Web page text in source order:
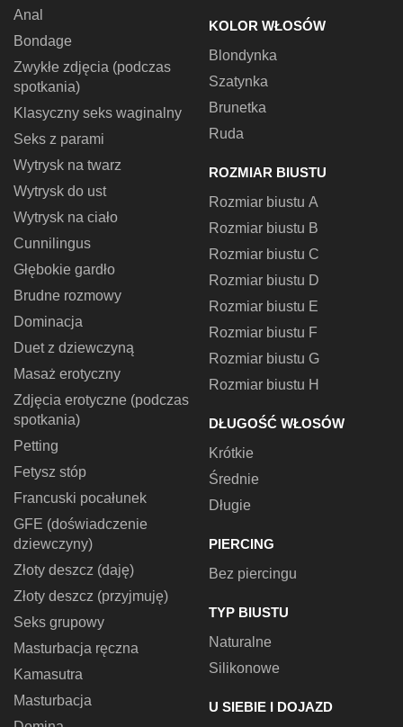
Anal
Bondage
Zwykłe zdjęcia (podczas
spotkania)
Klasyczny seks waginalny
Seks z parami
Wytrysk na twarz
Wytrysk do ust
Wytrysk na ciało
Cunnilingus
Głębokie gardło
Brudne rozmowy
Dominacja
Duet z dziewczyną
Masaż erotyczny
Zdjęcia erotyczne (podczas
spotkania)
Petting
Fetysz stóp
Francuski pocałunek
GFE (doświadczenie
dziewczyny)
Złoty deszcz (daję)
Złoty deszcz (przyjmuję)
Seks grupowy
Masturbacja ręczna
Kamasutra
Masturbacja
KOLOR WŁOSÓW
Blondynka
Szatynka
Brunetka
Ruda
ROZMIAR BIUSTU
Rozmiar biustu A
Rozmiar biustu B
Rozmiar biustu C
Rozmiar biustu D
Rozmiar biustu E
Rozmiar biustu F
Rozmiar biustu G
Rozmiar biustu H
DŁUGOŚĆ WŁOSÓW
Krótkie
Średnie
Długie
PIERCING
Bez piercingu
TYP BIUSTU
Naturalne
Silikonowe
U SIEBIE I DOJAZD